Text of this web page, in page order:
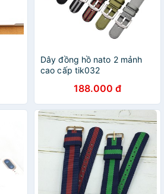
Dây đồng hồ nato 2 mảnh
cao cấp tik032
188.000 đ